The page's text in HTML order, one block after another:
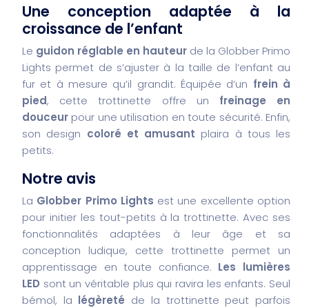
Une conception adaptée à la
croissance de l’enfant
Le guidon réglable en hauteur de la Globber Primo
Lights permet de s’ajuster à la taille de l’enfant au
fur et à mesure qu’il grandit. Équipée d’un frein à
pied, cette trottinette offre un freinage en
douceur pour une utilisation en toute sécurité. Enfin,
son design coloré et amusant plaira à tous les
petits.
Notre avis
La Globber Primo Lights est une excellente option
pour initier les tout-petits à la trottinette. Avec ses
fonctionnalités adaptées à leur âge et sa
conception ludique, cette trottinette permet un
apprentissage en toute confiance. Les lumières
LED sont un véritable plus qui ravira les enfants. Seul
bémol, la légèreté de la trottinette peut parfois